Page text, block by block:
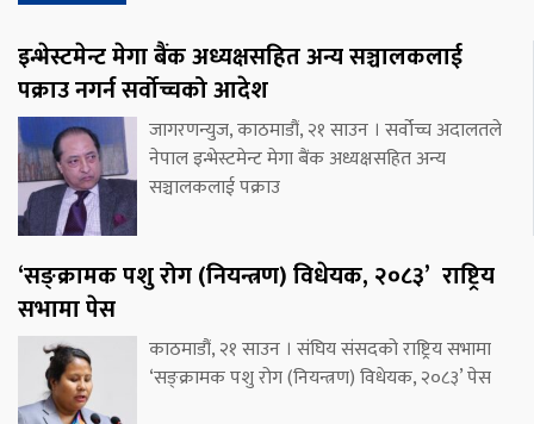
इन्भेस्टमेन्ट मेगा बैंक अध्यक्षसहित अन्य सञ्चालकलाई
पक्राउ नगर्न सर्वोच्चको आदेश
जागरणन्युज, काठमाडौं, २१ साउन । सर्वोच्च अदालतले
नेपाल इन्भेस्टमेन्ट मेगा बैंक अध्यक्षसहित अन्य
सञ्चालकलाई पक्राउ
‘सङ्क्रामक पशु रोग (नियन्त्रण) विधेयक, २०८३’ राष्ट्रिय
सभामा पेस
काठमाडौं, २१ साउन । संघिय संसदको राष्ट्रिय सभामा
‘सङ्क्रामक पशु रोग (नियन्त्रण) विधेयक, २०८३’ पेस